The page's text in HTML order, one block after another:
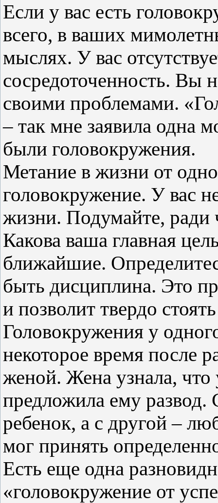
Если у вас есть
всего, в ваших
мыслях. У вас
сосредоточенность. Вы
своими проблемами.
– так мне заявила одна
были головокружения.
Метание в жизни от
головокружение. У вас
жизни. Подумайте, ради
Какова ваша главная
ближайшие.
быть дисциплина. Это
и позволит твердо
Головокружения у
некоторое время после
женой. Жена узнала, что
предложила ему
ребенок, а с другой –
мог принять
Есть еще одна
«головокружение от